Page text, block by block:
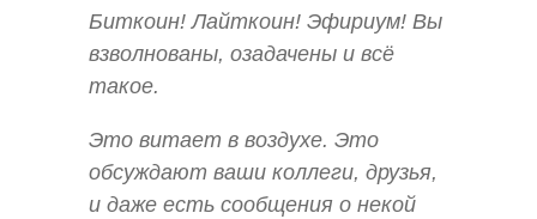
Биткоин! Лайткоин! Эфириум! Вы
взволнованы, озадачены и всё
такое.
Это витает в воздухе. Это
обсуждают ваши коллеги, друзья,
и даже есть сообщения о некой